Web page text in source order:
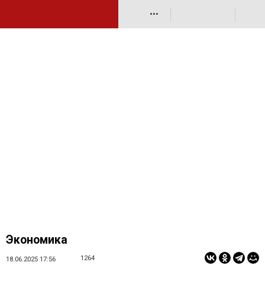
•••
Экономика
18.06.2025 17:56 1264